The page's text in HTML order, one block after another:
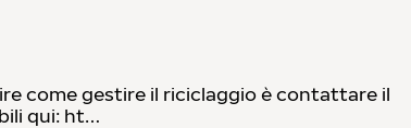
come gestire il riciclaggio è contattare il
qui: ht…